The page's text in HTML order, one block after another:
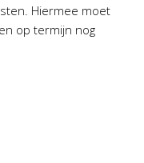
Hiermee moet
op termijn nog